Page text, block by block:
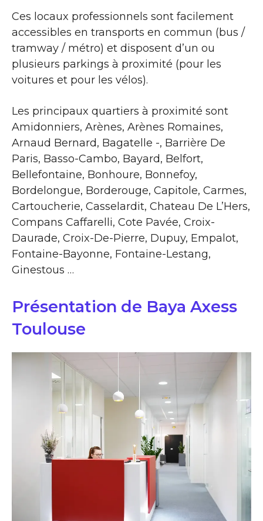
Ces locaux professionnels sont facilement
accessibles en transports en commun (bus /
tramway / métro) et disposent d’un ou
plusieurs parkings à proximité (pour les
voitures et pour les vélos).
Les principaux quartiers à proximité sont
Amidonniers, Arènes, Arènes Romaines,
Arnaud Bernard, Bagatelle -, Barrière De
Paris, Basso-Cambo, Bayard, Belfort,
Bellefontaine, Bonhoure, Bonnefoy,
Bordelongue, Borderouge, Capitole, Carmes,
Cartoucherie, Casselardit, Chateau De L’Hers,
Compans Caffarelli, Cote Pavée, Croix-
Daurade, Croix-De-Pierre, Dupuy, Empalot,
Fontaine-Bayonne, Fontaine-Lestang,
Ginestous …
Présentation de Baya Axess
Toulouse